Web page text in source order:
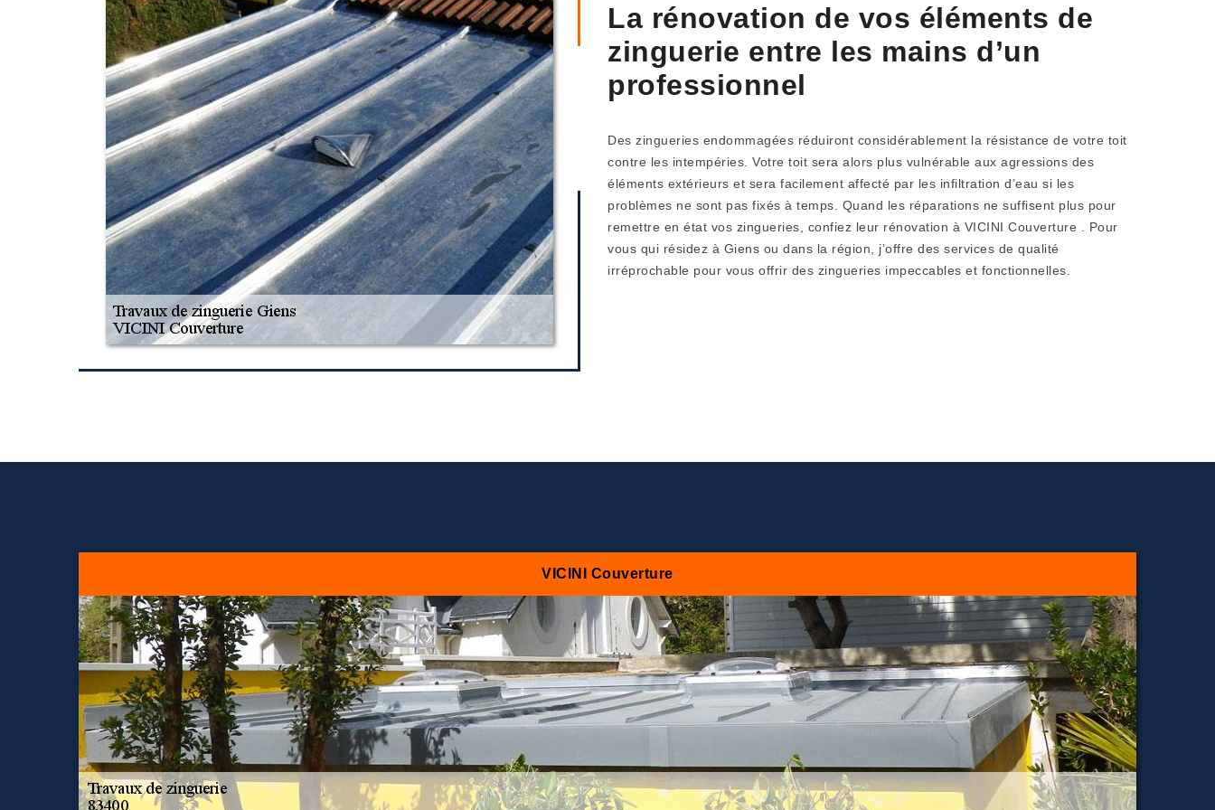
La rénovation de vos éléments de
zinguerie entre les mains d’un
professionnel
Des zingueries endommagées réduiront considérablement la résistance de votre toit
contre les intempéries. Votre toit sera alors plus vulnérable aux agressions des
éléments extérieurs et sera facilement affecté par les infiltration d’eau si les
problèmes ne sont pas fixés à temps. Quand les réparations ne suffisent plus pour
remettre en état vos zingueries, confiez leur rénovation à VICINI Couverture . Pour
vous qui résidez à Giens ou dans la région, j’offre des services de qualité
irréprochable pour vous offrir des zingueries impeccables et fonctionnelles.
VICINI Couverture